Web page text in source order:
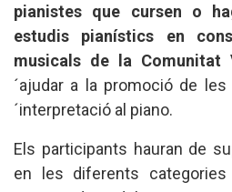
pianistes que cursen o
estudis pianístics en
musicals de la Comunitat
´ajudar a la promoció de
´interpretació al piano.
Els participants hauran de
en les diferents